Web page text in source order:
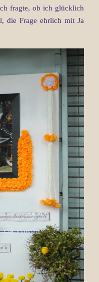
fragte, ob ich glücklich
die Frage ehrlich mit Ja